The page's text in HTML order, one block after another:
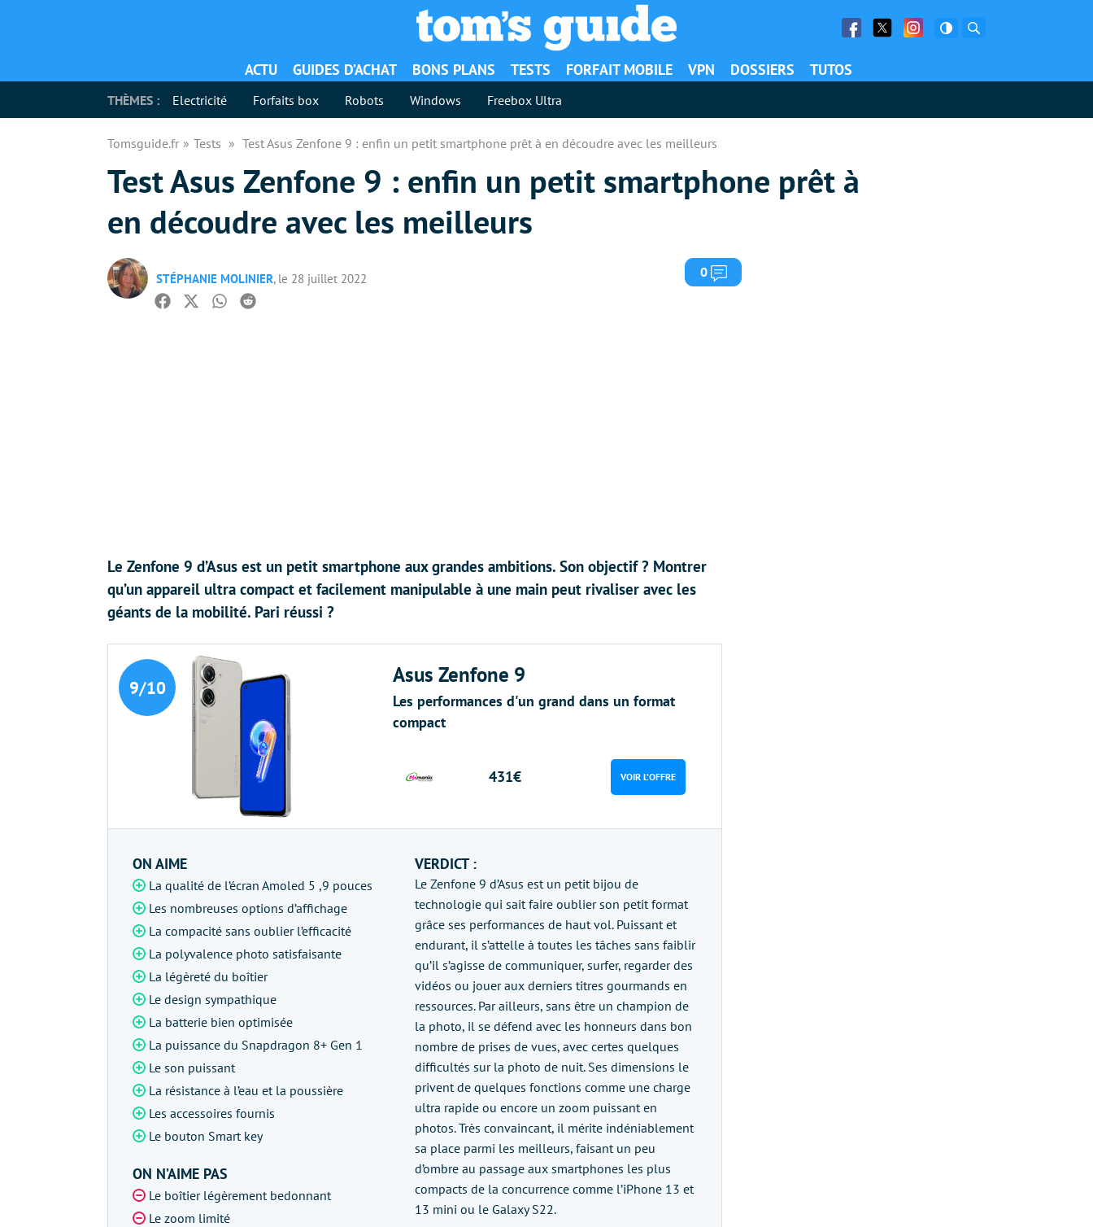
Facebook
Twitter Facebook
ACTU GUIDES D’ACHAT BONS PLANS TESTS FORFAIT MOBILE VPN DOSSIERS TUTOS
THÈMES : Electricité Forfaits box Robots Windows Freebox Ultra
Tomsguide.fr Tests Test Asus Zenfone 9 : enfin un petit smartphone prêt à en découdre avec les meilleurs
Test Asus Zenfone 9 : enfin un petit smartphone prêt à
en découdre avec les meilleurs
STÉPHANIE MOLINIER, le 28 juillet 2022 0 Commentaires
Facebook
TwitterWhatsapp
Reddit
Le Zenfone 9 d’Asus est un petit smartphone aux grandes ambitions. Son objectif ? Montrer
qu’un appareil ultra compact et facilement manipulable à une main peut rivaliser avec les
géants de la mobilité. Pari réussi ?
9/10
Asus Zenfone 9
Les performances d'un grand dans un format
compact
431€ VOIR L’OFFRE
ON AIME
La qualité de l’écran Amoled 5 ,9 pouces
Les nombreuses options d’affichage
La compacité sans oublier l’efficacité
La polyvalence photo satisfaisante
La légèreté du boîtier
Le design sympathique
La batterie bien optimisée
La puissance du Snapdragon 8+ Gen 1
Le son puissant
La résistance à l’eau et la poussière
Les accessoires fournis
Le bouton Smart key
ON N’AIME PAS
Le boîtier légèrement bedonnant
Le zoom limité
VERDICT :
Le Zenfone 9 d’Asus est un petit bijou de
technologie qui sait faire oublier son petit format
grâce ses performances de haut vol. Puissant et
endurant, il s’attelle à toutes les tâches sans faiblir
qu’il s’agisse de communiquer, surfer, regarder des
vidéos ou jouer aux derniers titres gourmands en
ressources. Par ailleurs, sans être un champion de
la photo, il se défend avec les honneurs dans bon
nombre de prises de vues, avec certes quelques
difficultés sur la photo de nuit. Ses dimensions le
privent de quelques fonctions comme une charge
ultra rapide ou encore un zoom puissant en
photos. Très convaincant, il mérite indéniablement
sa place parmi les meilleurs, faisant un peu
d’ombre au passage aux smartphones les plus
compacts de la concurrence comme l’iPhone 13 et
13 mini ou le Galaxy S22.